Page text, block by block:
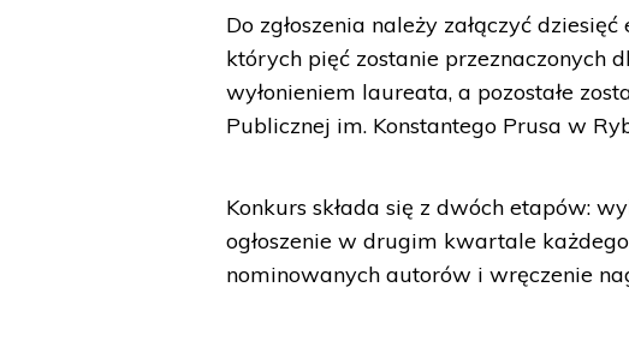
Do zgłoszenia należy załączyć
których pięć zostanie przeznaczonych
wyłonieniem laureata, a pozostałe
Publicznej im. Konstantego Prusa w
Konkurs składa się z dwóch etapów:
ogłoszenie w drugim kwartale
nominowanych autorów i wręczenie